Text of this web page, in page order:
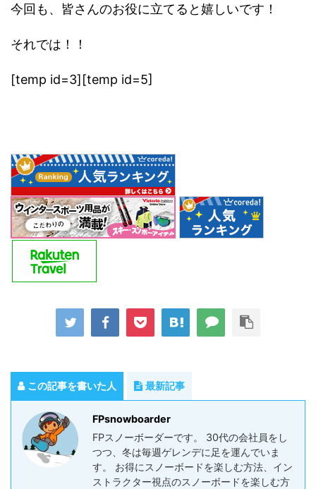
今回も、皆さんのお役に立てると嬉しいです！
それでは！！
[temp id=3][temp id=5]
この記事を書いた人 最新記事
FPsnowboarder
FPスノーボーダーです。 30代の会社員をし
つつ、冬は毎週ゲレンデに足を運んでいま
す。 お得にスノーボードを楽しむ方法、イン
ストラクター視点のスノーボードを楽しむ方